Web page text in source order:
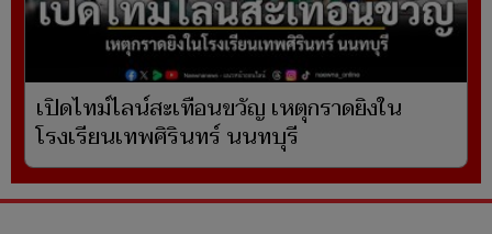
เปิดไทม์ไลน์สะเทือนขวัญ เหตุกราดยิงใน
โรงเรียนเทพศิรินทร์ นนทบุรี